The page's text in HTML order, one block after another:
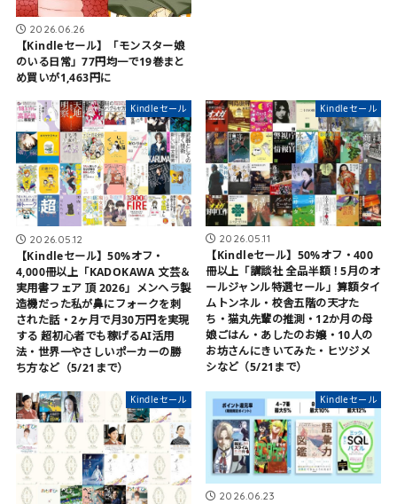
2026.06.26
【Kindleセール】「モンスター娘
のいる日常」77円均一で19巻まと
め買いが1,463円に
Kindleセール
2026.05.12
【Kindleセール】50%オフ・
4,000冊以上「KADOKAWA 文芸＆
実用書フェア 頂 2026」メンヘラ製
造機だった私が鼻にフォークを刺
された話・2ヶ月で月30万円を実現
する 超初心者でも稼げるAI活用
法・世界一やさしいポーカーの勝
ち方など（5/21まで）
Kindleセール
2026.05.11
【Kindleセール】50%オフ・400
冊以上「講談社 全品半額！5月のオ
ールジャンル特選セール」算額タイ
ムトンネル・校舎五階の天才た
ち・猫丸先輩の推測・12か月の母
娘ごはん・あしたのお嬢・10人の
お坊さんにきいてみた・ヒツジメ
シなど（5/21まで）
Kindleセール Kindleセール
2026.06.23